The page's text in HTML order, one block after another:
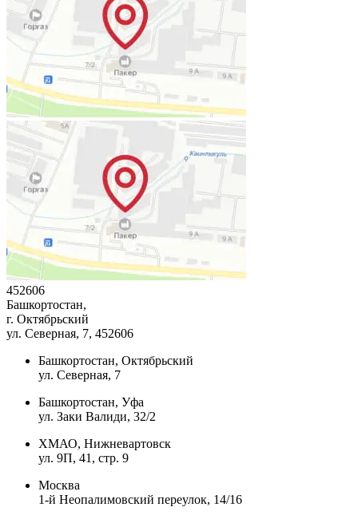
452606
Башкортостан,
г. Октябрьский
ул. Северная, 7, 452606
Башкортостан, Октябрьский
ул. Северная, 7
Башкортостан, Уфа
ул. Заки Валиди, 32/2
ХМАО, Нижневартовск
ул. 9П, 41, стр. 9
Москва
1-й Неопалимовский переулок, 14/16